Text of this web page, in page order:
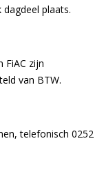
plaats.
FiAC zijn
van BTW.
telefonisch 0252